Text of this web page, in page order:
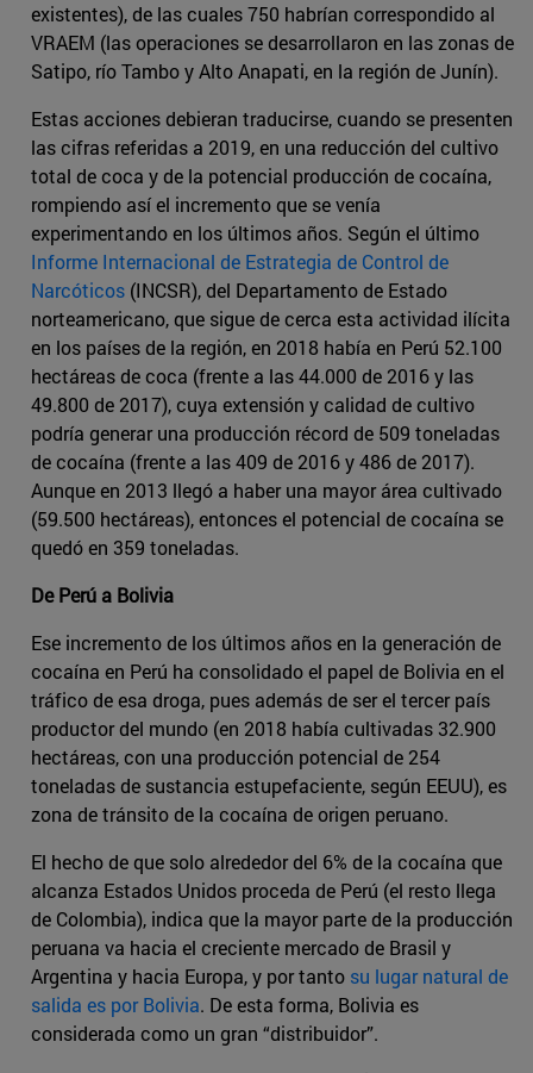
existentes), de las cuales 750 habrían correspondido al
VRAEM (las operaciones se desarrollaron en las zonas de
Satipo, río Tambo y Alto Anapati, en la región de Junín).
Estas acciones debieran traducirse, cuando se presenten
las cifras referidas a 2019, en una reducción del cultivo
total de coca y de la potencial producción de cocaína,
rompiendo así el incremento que se venía
experimentando en los últimos años. Según el último
Informe Internacional de Estrategia de Control de
Narcóticos (INCSR), del Departamento de Estado
norteamericano, que sigue de cerca esta actividad ilícita
en los países de la región, en 2018 había en Perú 52.100
hectáreas de coca (frente a las 44.000 de 2016 y las
49.800 de 2017), cuya extensión y calidad de cultivo
podría generar una producción récord de 509 toneladas
de cocaína (frente a las 409 de 2016 y 486 de 2017).
Aunque en 2013 llegó a haber una mayor área cultivado
(59.500 hectáreas), entonces el potencial de cocaína se
quedó en 359 toneladas.
De Perú a Bolivia
Ese incremento de los últimos años en la generación de
cocaína en Perú ha consolidado el papel de Bolivia en el
tráfico de esa droga, pues además de ser el tercer país
productor del mundo (en 2018 había cultivadas 32.900
hectáreas, con una producción potencial de 254
toneladas de sustancia estupefaciente, según EEUU), es
zona de tránsito de la cocaína de origen peruano.
El hecho de que solo alrededor del 6% de la cocaína que
alcanza Estados Unidos proceda de Perú (el resto llega
de Colombia), indica que la mayor parte de la producción
peruana va hacia el creciente mercado de Brasil y
Argentina y hacia Europa, y por tanto su lugar natural de
salida es por Bolivia. De esta forma, Bolivia es
considerada como un gran “distribuidor”.